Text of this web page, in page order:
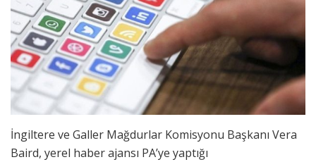
İngiltere ve Galler Mağdurlar Komisyonu Başkanı Vera
Baird, yerel haber ajansı PA’ye yaptığı